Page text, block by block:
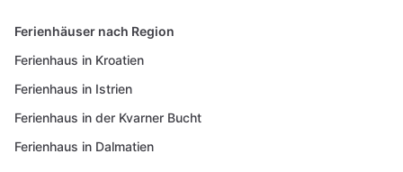
Ferienhäuser nach Region
Ferienhaus in Kroatien
Ferienhaus in Istrien
Ferienhaus in der Kvarner Bucht
Ferienhaus in Dalmatien